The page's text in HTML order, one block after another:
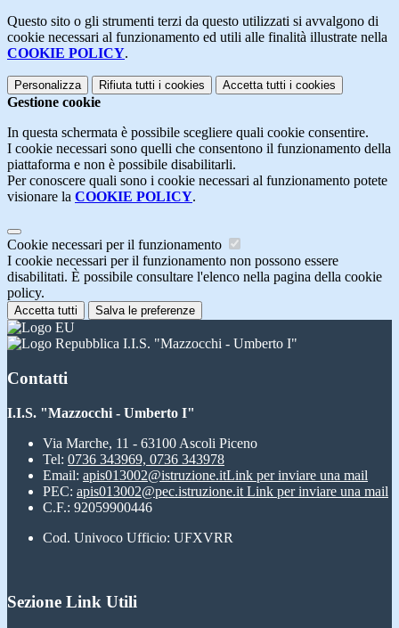
Questo sito o gli strumenti terzi da questo utilizzati si avvalgono di
cookie necessari al funzionamento ed utili alle finalità illustrate nella
COOKIE POLICY.
Personalizza Rifiuta tutti i cookies Accetta tutti i cookies
Gestione cookie
In questa schermata è possibile scegliere quali cookie consentire.
I cookie necessari sono quelli che consentono il funzionamento della
piattaforma e non è possibile disabilitarli.
Per conoscere quali sono i cookie necessari al funzionamento potete
visionare la COOKIE POLICY.
Cookie necessari per il funzionamento
I cookie necessari per il funzionamento non possono essere
disabilitati. È possibile consultare l'elenco nella pagina della cookie
policy.
Accetta tutti Salva le preferenze
I.I.S. "Mazzocchi - Umberto I"
Contatti
I.I.S. "Mazzocchi - Umberto I"
Via Marche, 11 - 63100 Ascoli Piceno
Tel: 0736 343969, 0736 343978
Email: apis013002@istruzione.itLink per inviare una mail
PEC: apis013002@pec.istruzione.it Link per inviare una mail
C.F.: 92059900446
Cod. Univoco Ufficio: UFXVRR
Sezione Link Utili